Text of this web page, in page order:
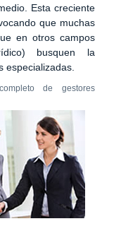
Esta creciente
que muchas
en otros campos
busquen la
especializadas.
de gestores